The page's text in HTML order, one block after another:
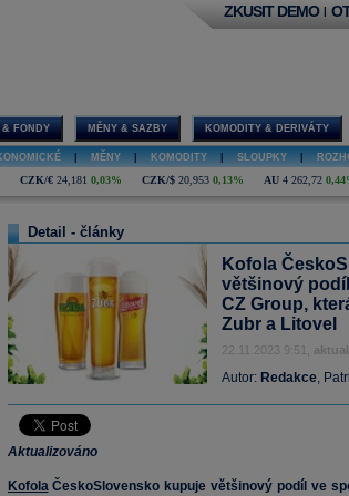
ZKUSIT DEMO |
FONDY MĚNY & SAZBY KOMODITY & DERIVÁTY
MĚNY KOMODITY SLOUPKY
CZK/€ 24,181 0,03% CZK/$ 20,953 0,13% AU 4 262,72
Detail - články
Kofola
většinový
CZ Group,
Zubr a Litovel
22.11.2023 9:51,
Autor: Redakce,
Aktualizováno
KofolaČeskoSlovensko kupuje většinový podíl ve